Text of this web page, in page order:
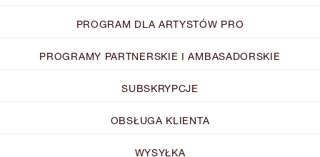
PROGRAM DLA ARTYSTÓW PRO
PROGRAMY PARTNERSKIE I AMBASADORSKIE
SUBSKRYPCJE
OBSŁUGA KLIENTA
WYSYŁKA